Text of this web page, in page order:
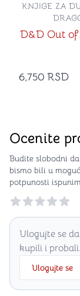
D&D Out of
KNJIGE ZA
6,750 RSD
Ocenite
Budite slobodni
bismo bili u
potpunosti
Reviews
Ulogujte se
kupili i probali.
Ulogujte se